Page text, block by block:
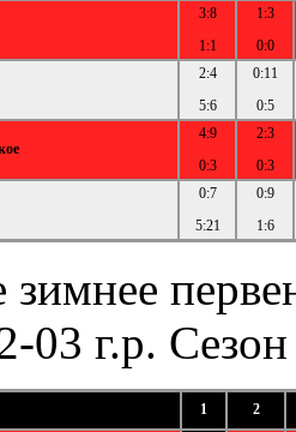
3:8
1:1
1:3
0:0
2:4
5:6
0:11
0:5
4:9
0:3
2:3
0:3
0:7
5:21
0:9
1:6
03 г.р.
1 2